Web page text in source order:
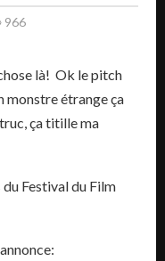
966
là! Ok le pitch
monstre étrange ça
ça titille ma
Festival du Film